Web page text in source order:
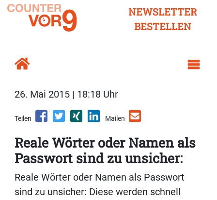
NEWSLETTER
BESTELLEN
26. Mai 2015 | 18:18 Uhr
Teilen Mailen
Reale Wörter oder Namen als
Passwort sind zu unsicher:
Reale Wörter oder Namen als Passwort
sind zu unsicher: Diese werden schnell